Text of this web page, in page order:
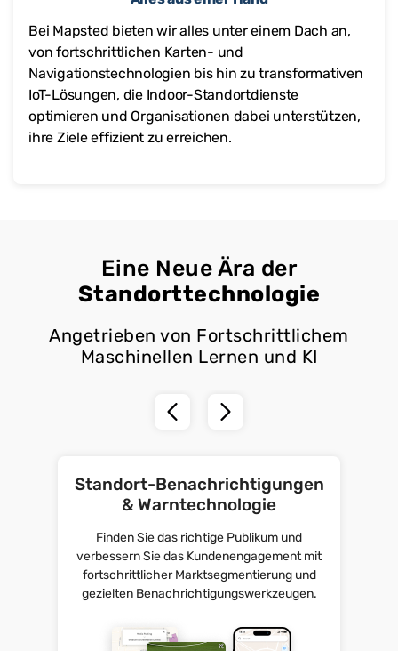
Bei Mapsted bieten wir alles unter einem Dach an,
von fortschrittlichen Karten- und
Navigationstechnologien bis hin zu transformativen
IoT-Lösungen, die Indoor-Standortdienste
optimieren und Organisationen dabei unterstützen,
ihre Ziele effizient zu erreichen.
Eine Neue Ära der
Standorttechnologie
Angetrieben von Fortschrittlichem
Maschinellen Lernen und KI
Standort-Benachrichtigungen
& Warntechnologie
Finden Sie das richtige Publikum und
verbessern Sie das Kundenengagement mit
fortschrittlicher Marktsegmentierung und
gezielten Benachrichtigungswerkzeugen.